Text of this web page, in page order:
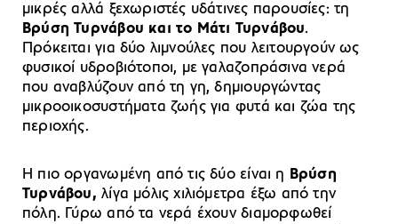
μικρές αλλά ξεχωριστές υδάτινες παρουσίες: τη
Βρύση Τυρνάβου και το Μάτι Τυρνάβου.
Πρόκειται για δύο λιμνούλες που λειτουργούν ως
φυσικοί υδροβιότοποι, με γαλαζοπράσινα νερά
που αναβλύζουν από τη γη, δημιουργώντας
μικροοικοσυστήματα ζωής για φυτά και ζώα της
περιοχής.
Η πιο οργανωμένη από τις δύο είναι η Βρύση
Τυρνάβου, λίγα μόλις χιλιόμετρα έξω από την
πόλη. Γύρω από τα νερά έχουν διαμορφωθεί